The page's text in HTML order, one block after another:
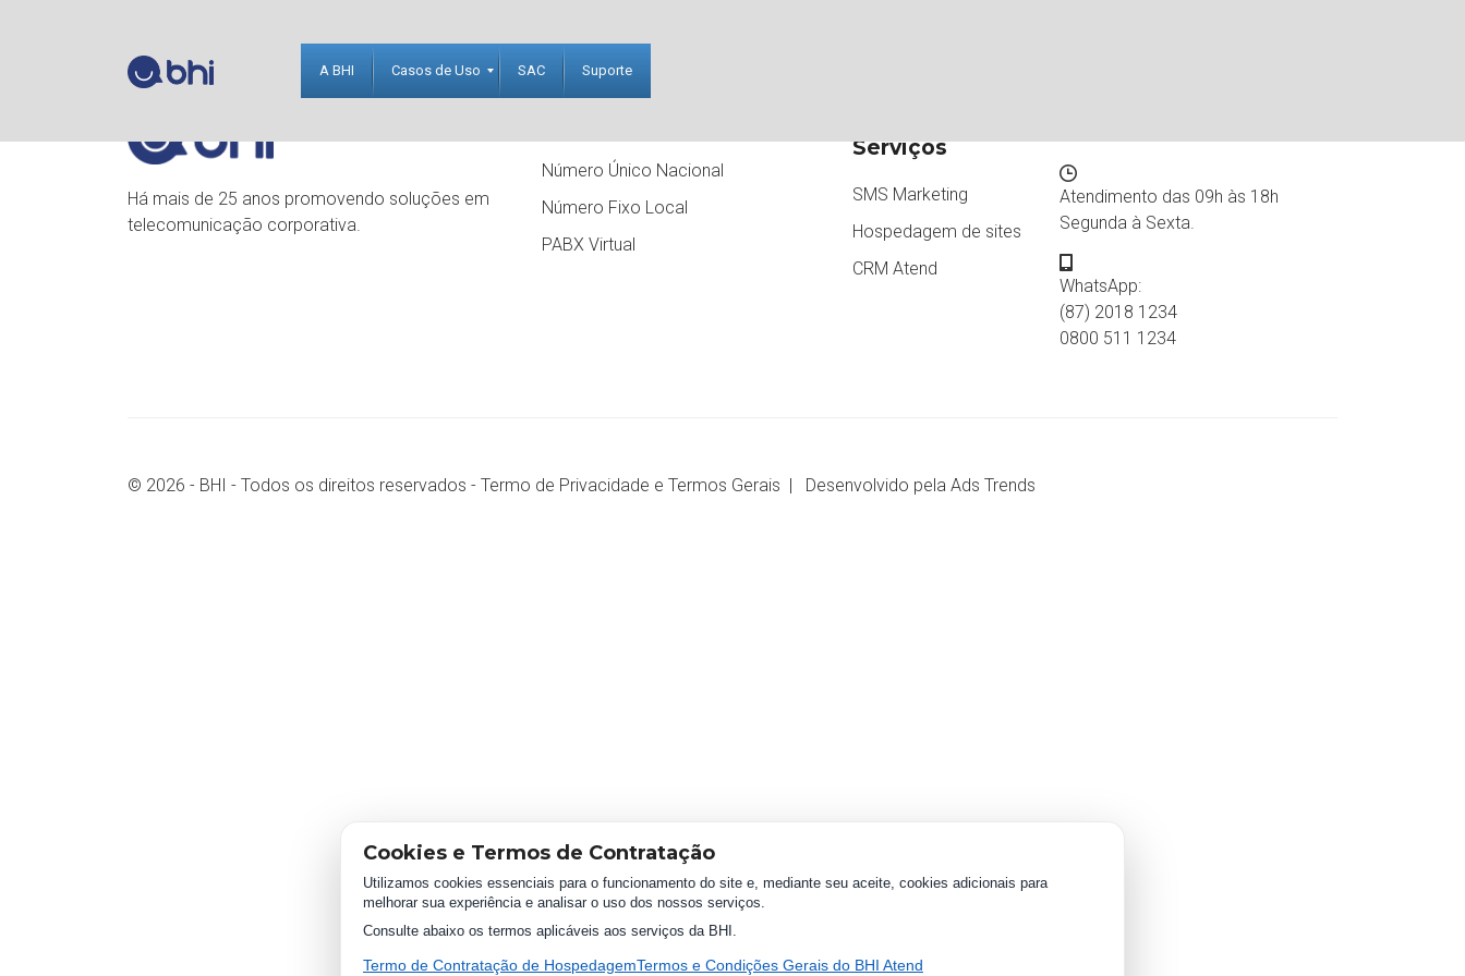
A BHI Casos de Uso SAC Suporte
Há mais de 25 anos promovendo soluções em
telecomunicação corporativa.
Número Único Nacional
Número Fixo Local
PABX Virtual
Serviços
SMS Marketing
Hospedagem de sites
CRM Atend
Atendimento das 09h às 18h
Segunda à Sexta.
WhatsApp:
(87) 2018 1234
0800 511 1234
© 2026 - BHI - Todos os direitos reservados - Termo de Privacidade e Termos Gerais | Desenvolvido pela Ads Trends
Cookies e Termos de Contratação
Utilizamos cookies essenciais para o funcionamento do site e, mediante seu aceite, cookies adicionais para
melhorar sua experiência e analisar o uso dos nossos serviços.
Consulte abaixo os termos aplicáveis aos serviços da BHI.
Termo de Contratação de HospedagemTermos e Condições Gerais do BHI Atend